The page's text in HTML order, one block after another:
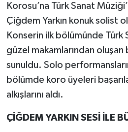
Korosu’na Türk Sanat
Çiğdem Yarkın konuk solist
Konserin ilk bölümünde Türk
güzel makamlarından
sunuldu. Solo
bölümde koro üyeleri
alkışlarını aldı.
ÇİĞDEM YARKIN SESİ İLE